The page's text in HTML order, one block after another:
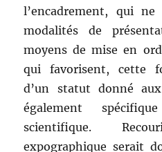
l’encadrement, qui
modalités de
moyens de mise en
qui favorisent, cette
d’un statut donné
également
scientifique.
expographique serait